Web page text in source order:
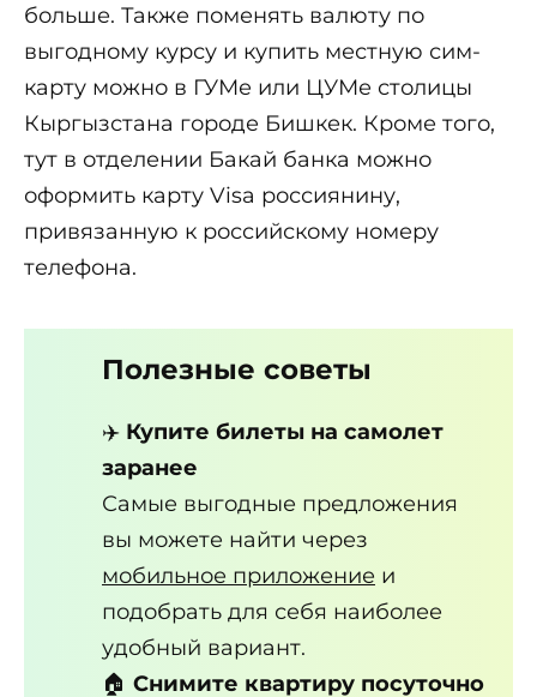
больше. Также поменять валюту по
выгодному курсу и купить местную сим-
карту можно в ГУМе или ЦУМе столицы
Кыргызстана городе Бишкек. Кроме того,
тут в отделении Бакай банка можно
оформить карту Visa россиянину,
привязанную к российскому номеру
телефона.
Полезные советы
✈️ Купите билеты на самолет
заранее
Самые выгодные предложения
вы можете найти через
мобильное приложение и
подобрать для себя наиболее
удобный вариант.
🏠 Снимите квартиру посуточно